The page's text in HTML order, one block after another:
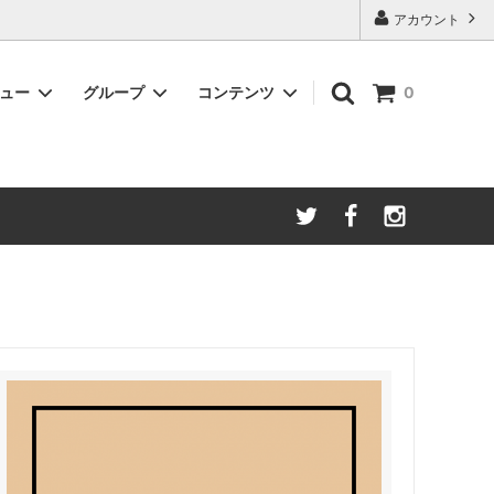
アカウント
0
ー
通常価格よりもお得に、毎月コーヒーが
グループ コンテンツ